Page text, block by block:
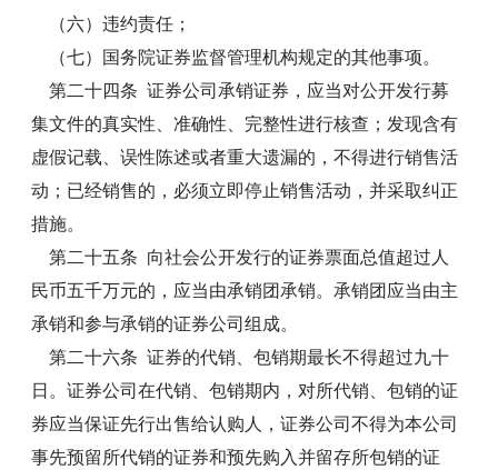
（六）违约责任；
（七）国务院证券监督管理机构规定的其他事项。
第二十四条 证券公司承销证券，应当对公开发行募
集文件的真实性、准确性、完整性进行核查；发现含有
虚假记载、误性陈述或者重大遗漏的，不得进行销售活
动；已经销售的，必须立即停止销售活动，并采取纠正
措施。
第二十五条 向社会公开发行的证券票面总值超过人
民币五千万元的，应当由承销团承销。承销团应当由主
承销和参与承销的证券公司组成。
第二十六条 证券的代销、包销期最长不得超过九十
日。证券公司在代销、包销期内，对所代销、包销的证
券应当保证先行出售给认购人，证券公司不得为本公司
事先预留所代销的证券和预先购入并留存所包销的证